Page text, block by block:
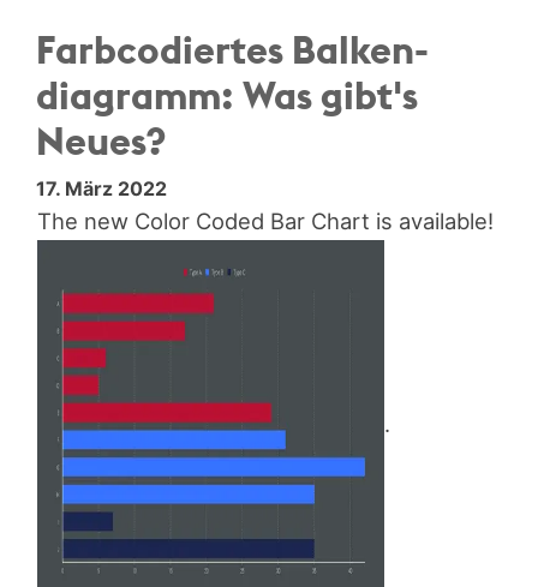
Farbcodiertes Balken­
diagramm: Was gibt's
Neues?
17. März 2022
The new Color Coded Bar Chart is available!
.